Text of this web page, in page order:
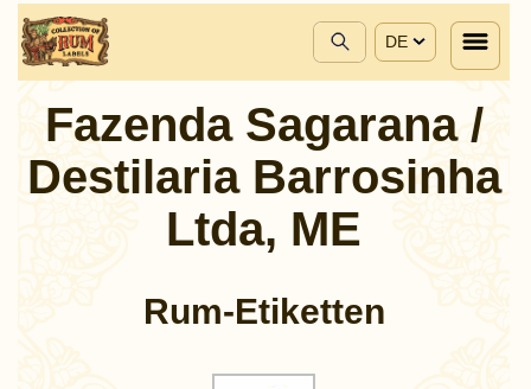
DE
Fazenda Sagarana /
Destilaria Barrosinha
Ltda, ME
Rum-Etiketten